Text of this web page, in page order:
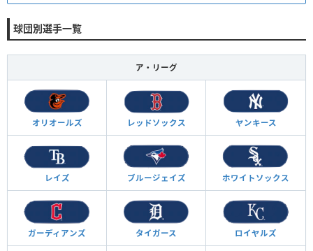
球団別選手一覧
ア・リーグ
オリオールズ レッドソックス ヤンキース
レイズ ブルージェイズ ホワイトソックス
ガーディアンズ タイガース ロイヤルズ